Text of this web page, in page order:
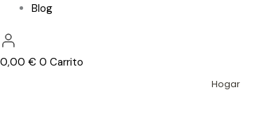
Blog
0,00 € 0 Carrito
Hogar